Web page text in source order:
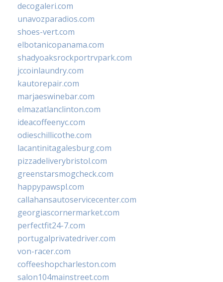
decogaleri.com
unavozparadios.com
shoes-vert.com
elbotanicopanama.com
shadyoaksrockportrvpark.com
jccoinlaundry.com
kautorepair.com
marjaeswinebar.com
elmazatlanclinton.com
ideacoffeenyc.com
odieschillicothe.com
lacantinitagalesburg.com
pizzadeliverybristol.com
greenstarsmogcheck.com
happypawspl.com
callahansautoservicecenter.com
georgiascornermarket.com
perfectfit24-7.com
portugalprivatedriver.com
von-racer.com
coffeeshopcharleston.com
salon104mainstreet.com